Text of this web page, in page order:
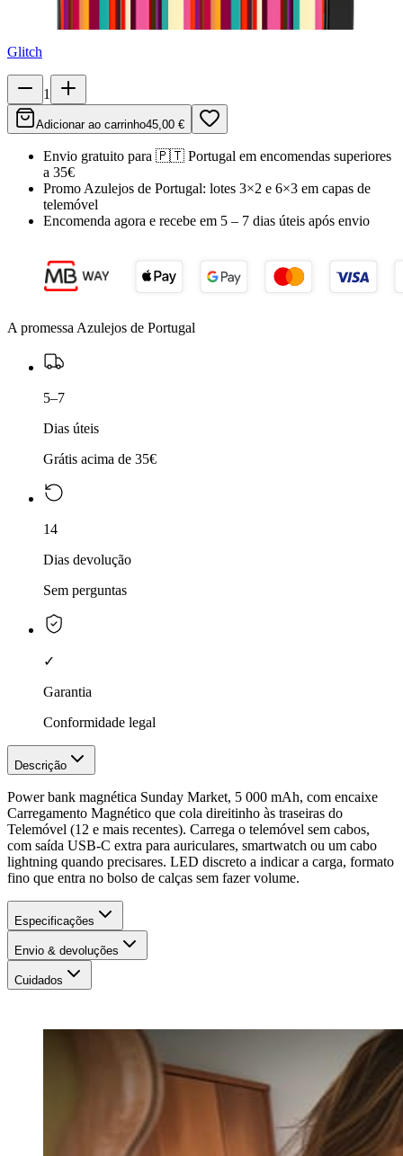
Glitch
1
Adicionar ao carrinho45,00 €
Envio gratuito para 🇵🇹 Portugal em encomendas superiores
a 35€
Promo Azulejos de Portugal: lotes 3×2 e 6×3 em capas de
telemóvel
Encomenda agora e recebe em 5 – 7 dias úteis após envio
A promessa Azulejos de Portugal
5–7
Dias úteis
Grátis acima de 35€
14
Dias devolução
Sem perguntas
✓
Garantia
Conformidade legal
Descrição
Power bank magnética Sunday Market, 5 000 mAh, com encaixe
Carregamento Magnético que cola direitinho às traseiras do
Telemóvel (12 e mais recentes). Carrega o telemóvel sem cabos,
com saída USB-C extra para auriculares, smartwatch ou um cabo
lightning quando precisares. LED discreto a indicar a carga, formato
fino que entra no bolso de calças sem fazer volume.
Especificações
Envio & devoluções
Cuidados